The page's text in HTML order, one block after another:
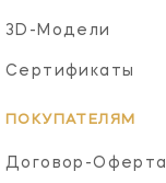
3D-Модели
Сертификаты
ПОКУПАТЕЛЯМ
Договор-Оферта